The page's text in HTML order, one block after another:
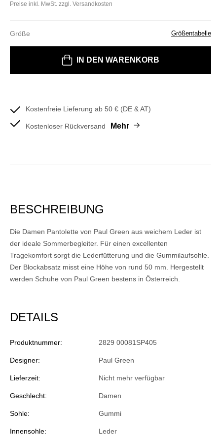
Preise inkl. MwSt. zzgl. Versandkosten
Größe Größentabelle
IN DEN WARENKORB
Kostenfreie Lieferung ab 50 € (DE & AT)
Kostenloser Rückversand Mehr
BESCHREIBUNG
Die Damen Pantolette von Paul Green aus weichem Leder ist
der ideale Sommerbegleiter. Für einen excellenten
Tragekomfort sorgt die Lederfütterung und die Gummilaufsohle.
Der Blockabsatz misst eine Höhe von rund 50 mm. Hergestellt
werden Schuhe von Paul Green bestens in Österreich.
DETAILS
Produktnummer: 2829 00081SP405
Designer: Paul Green
Lieferzeit: Nicht mehr verfügbar
Geschlecht: Damen
Sohle: Gummi
Innensohle: Leder